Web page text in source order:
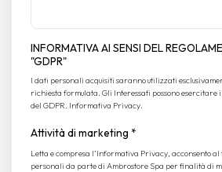
INFORMATIVA AI SENSI DEL
"GDPR"
I dati personali acquisiti saranno utilizzati
richiesta formulata. Gli Interessati possono
del GDPR. Informativa Privacy.
Attività di marketing *
Letta e compresa l’Informativa Privacy, acconsento
personali da parte di Ambrostore Spa per finalità di